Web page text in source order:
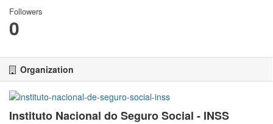
Followers
0
Organization
Instituto Nacional do Seguro Social - INSS